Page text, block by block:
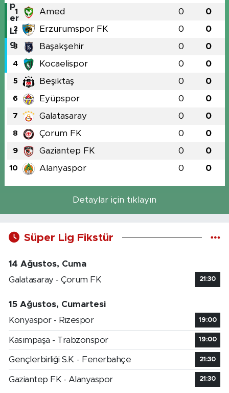
1 Amed 0 0
2 Erzurumspor FK 0 0
3 Başakşehir 0 0
4 Kocaelispor 0 0
5 Beşiktaş 0 0
6 Eyüpspor 0 0
7 Galatasaray 0 0
8 Çorum FK 0 0
9 Gaziantep FK 0 0
10 Alanyaspor 0 0
Detaylar için tıklayın
Süper Lig Fikstür
14 Ağustos, Cuma
Galatasaray - Çorum FK
21:30
15 Ağustos, Cumartesi
Konyaspor - Rizespor
19:00
Kasımpaşa - Trabzonspor 19:00
Gençlerbirliği S.K. - Fenerbahçe 21:30
Gaziantep FK - Alanyaspor 21:30